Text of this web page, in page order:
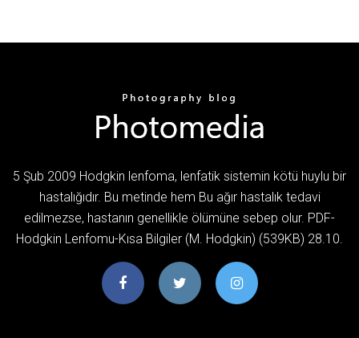
5 Şub 2009 Hodgkin lenfoma, lenfatik sistemin kötü huylu bir
hastalığıdır. Bu metinde hem Bu ağır hastalık tedavi
edilmezse, hastanın genellikle ölümüne sebep olur. PDF-
Hodgkin Lenfomu-Kısa Bilgiler (M. Hodgkin) (539KB) 28.10.